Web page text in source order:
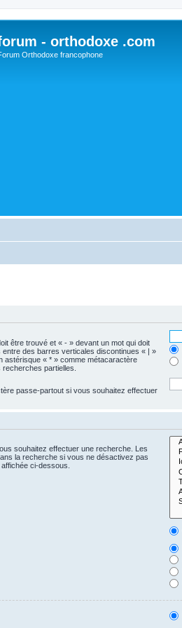
- orthodoxe .com
Orthodoxe francophone
être trouvé et « - » devant un mot qui doit
des barres verticales discontinues « | »
astérisque « * » comme métacaractère
partielles.
passe-partout si vous souhaitez effectuer
souhaitez effectuer une recherche. Les
la recherche si vous ne désactivez pas
ci-dessous.